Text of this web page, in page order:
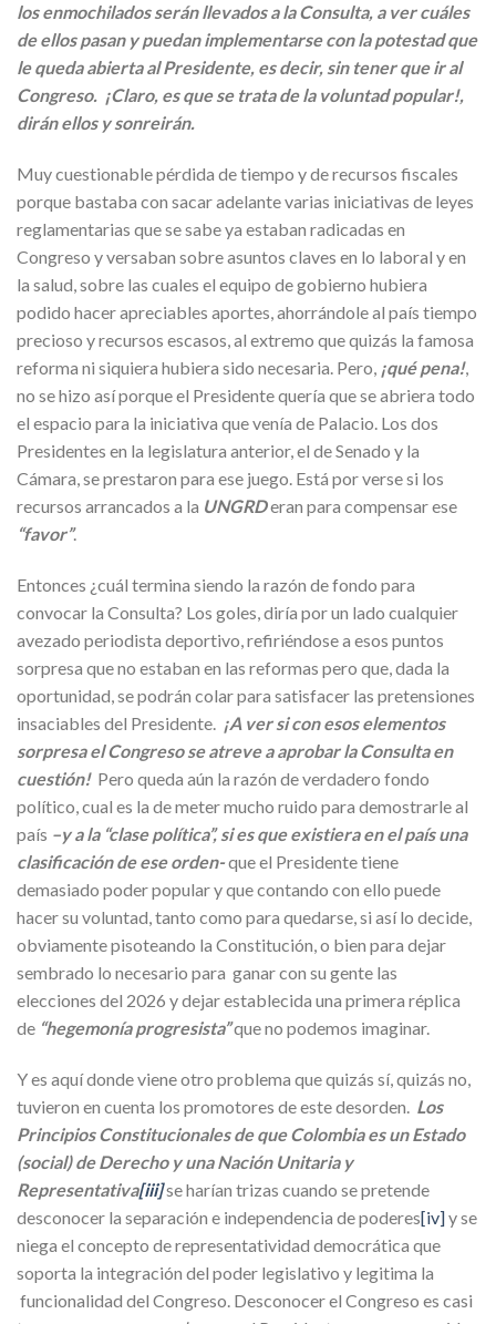
los enmochilados serán llevados a la Consulta, a ver cuáles
de ellos pasan y puedan implementarse con la potestad que
le queda abierta al Presidente, es decir, sin tener que ir al
Congreso. ¡Claro, es que se trata de la voluntad popular!,
dirán ellos y sonreirán.
Muy cuestionable pérdida de tiempo y de recursos fiscales
porque bastaba con sacar adelante varias iniciativas de leyes
reglamentarias que se sabe ya estaban radicadas en
Congreso y versaban sobre asuntos claves en lo laboral y en
la salud, sobre las cuales el equipo de gobierno hubiera
podido hacer apreciables aportes, ahorrándole al país tiempo
precioso y recursos escasos, al extremo que quizás la famosa
reforma ni siquiera hubiera sido necesaria. Pero, ¡qué pena!,
no se hizo así porque el Presidente quería que se abriera todo
el espacio para la iniciativa que venía de Palacio. Los dos
Presidentes en la legislatura anterior, el de Senado y la
Cámara, se prestaron para ese juego. Está por verse si los
recursos arrancados a la UNGRDeran para compensar ese
“favor”.
Entonces ¿cuál termina siendo la razón de fondo para
convocar la Consulta? Los goles, diría por un lado cualquier
avezado periodista deportivo, refiriéndose a esos puntos
sorpresa que no estaban en las reformas pero que, dada la
oportunidad, se podrán colar para satisfacer las pretensiones
insaciables del Presidente. ¡A ver si con esos elementos
sorpresa el Congreso se atreve a aprobar la Consulta en
cuestión!Pero queda aún la razón de verdadero fondo
político, cual es la de meter mucho ruido para demostrarle al
país –y a la “clase política”, si es que existiera en el país una
clasificación de ese orden-que el Presidente tiene
demasiado poder popular y que contando con ello puede
hacer su voluntad, tanto como para quedarse, si así lo decide,
obviamente pisoteando la Constitución, o bien para dejar
sembrado lo necesario para ganar con su gente las
elecciones del 2026 y dejar establecida una primera réplica
de “hegemonía progresista”que no podemos imaginar.
Y es aquí donde viene otro problema que quizás sí, quizás no,
tuvieron en cuenta los promotores de este desorden. Los
Principios Constitucionales de que Colombia es un Estado
(social) de Derecho y una Nación Unitaria y
Representativa[iii]se harían trizas cuando se pretende
desconocer la separación e independencia de poderes[iv]y se
niega el concepto de representatividad democrática que
soporta la integración del poder legislativo y legitima la
funcionalidad del Congreso. Desconocer el Congreso es casi